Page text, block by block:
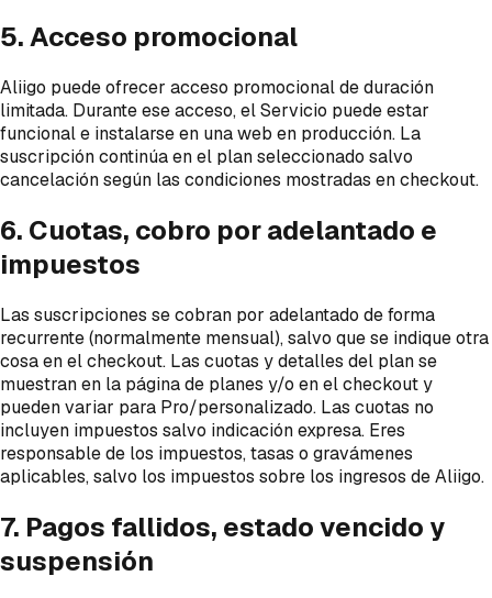
5. Acceso promocional
Aliigo puede ofrecer acceso promocional de duración
limitada. Durante ese acceso, el Servicio puede estar
funcional e instalarse en una web en producción. La
suscripción continúa en el plan seleccionado salvo
cancelación según las condiciones mostradas en checkout.
6. Cuotas, cobro por adelantado e
impuestos
Las suscripciones se cobran por adelantado de forma
recurrente (normalmente mensual), salvo que se indique otra
cosa en el checkout. Las cuotas y detalles del plan se
muestran en la página de planes y/o en el checkout y
pueden variar para Pro/personalizado. Las cuotas no
incluyen impuestos salvo indicación expresa. Eres
responsable de los impuestos, tasas o gravámenes
aplicables, salvo los impuestos sobre los ingresos de Aliigo.
7. Pagos fallidos, estado vencido y
suspensión